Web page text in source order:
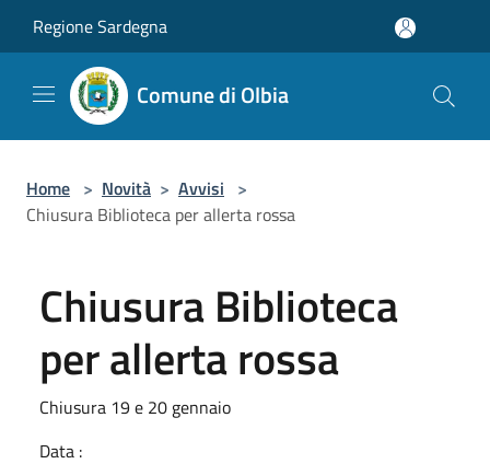
Regione Sardegna
Comune di Olbia
Home > Novità > Avvisi >
Chiusura Biblioteca per allerta rossa
Chiusura Biblioteca
per allerta rossa
Chiusura 19 e 20 gennaio
Data :